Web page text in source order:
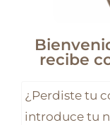
recibe
¿Perdiste tu
introduce tu